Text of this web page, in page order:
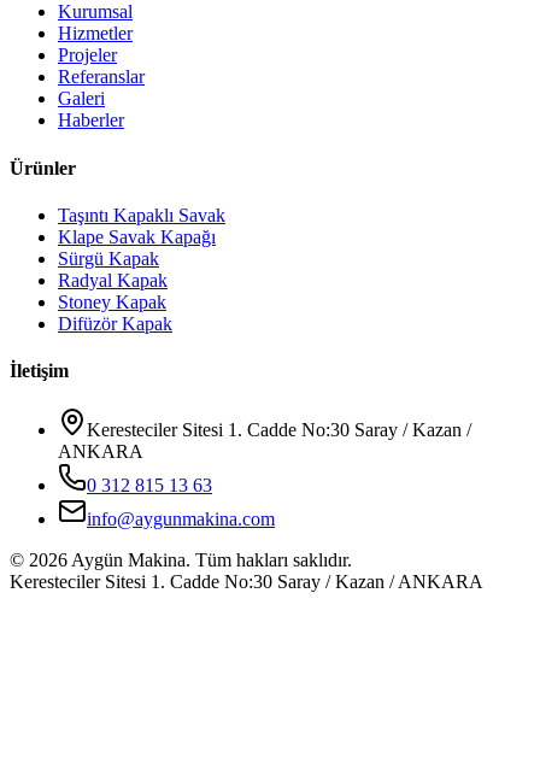
Kurumsal
Hizmetler
Projeler
Referanslar
Galeri
Haberler
Ürünler
Taşıntı Kapaklı Savak
Klape Savak Kapağı
Sürgü Kapak
Radyal Kapak
Stoney Kapak
Difüzör Kapak
İletişim
Keresteciler Sitesi 1. Cadde No:30 Saray / Kazan /
ANKARA
0 312 815 13 63
info@aygunmakina.com
© 2026Aygün Makina. Tüm hakları saklıdır.
Keresteciler Sitesi 1. Cadde No:30 Saray / Kazan / ANKARA